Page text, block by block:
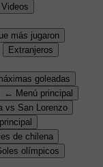
Videos
más jugaron
Extranjeros
goleadas
← Menú principal
vs San Lorenzo
de chilena
olímpicos